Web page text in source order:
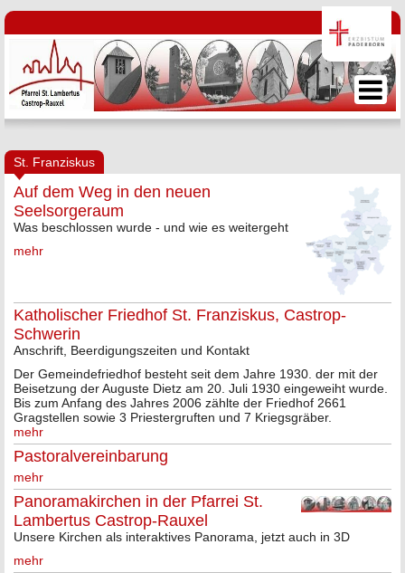
St. Franziskus
Auf dem Weg in den neuen
Seelsorgeraum
Was beschlossen wurde - und wie es weitergeht
mehr
Katholischer Friedhof St. Franziskus, Castrop-
Schwerin
Anschrift, Beerdigungszeiten und Kontakt
Der Gemeindefriedhof besteht seit dem Jahre 1930. der mit der
Beisetzung der Auguste Dietz am 20. Juli 1930 eingeweiht wurde.
Bis zum Anfang des Jahres 2006 zählte der Friedhof 2661
Gragstellen sowie 3 Priestergruften und 7 Kriegsgräber.
mehr
Pastoralvereinbarung
mehr
Panoramakirchen in der Pfarrei St.
Lambertus Castrop-Rauxel
Unsere Kirchen als interaktives Panorama, jetzt auch in 3D
mehr